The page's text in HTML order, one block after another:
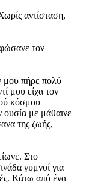
αντίσταση,
τον
μου πήρε πολύ
μου είχα τον
κόσμου
ουσία με μάθαινε
της ζωής,
Στο
γυμνοί για
Κάτω από ένα